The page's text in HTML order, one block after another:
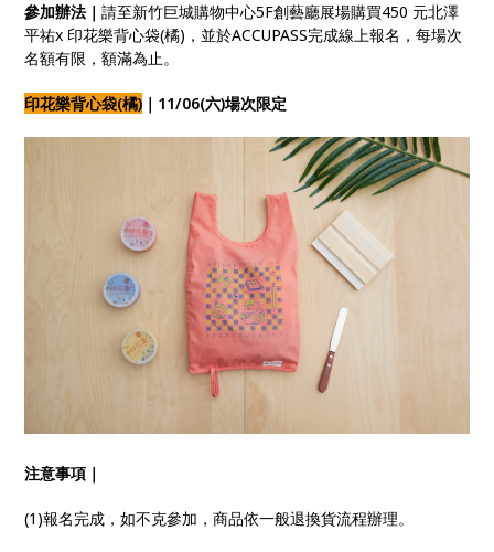
參加辦法｜請至新竹巨城購物中心5F創藝廳展場購買450 元北澤
平祐x 印花樂背心袋(橘)，並於ACCUPASS完成線上報名，每場次
名額有限，額滿為止。
印花樂背心袋(橘) ｜ 11/06(六)場次限定
注意事項｜
(1)報名完成，如不克參加，商品依一般退換貨流程辦理。